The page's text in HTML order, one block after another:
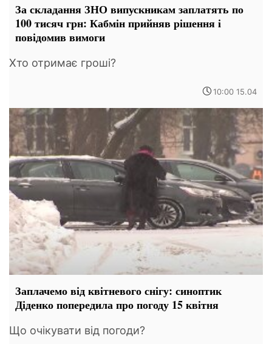
За складання ЗНО випускникам заплатять по
100 тисяч грн: Кабмін прийняв рішення і
повідомив вимоги
Хто отримає гроші?
10:00 15.04
Заплачемо від квітневого снігу: синоптик
Діденко попередила про погоду 15 квітня
Що очікувати від погоди?